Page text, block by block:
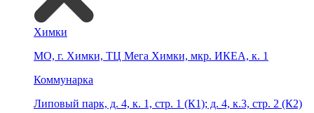
Химки
МО, г. Химки, ТЦ Мега Химки, мкр. ИКЕА, к. 1
Коммунарка
Липовый парк, д. 4, к. 1, стр. 1 (К1); д. 4, к.3, стр. 2 (К2)